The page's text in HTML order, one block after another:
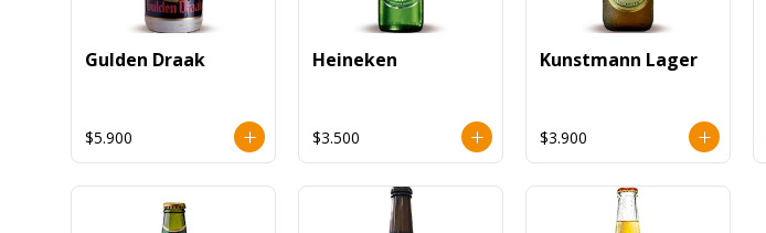
Gulden Draak
$5.900
Heineken
$3.500
Kunstmann Lager
$3.900